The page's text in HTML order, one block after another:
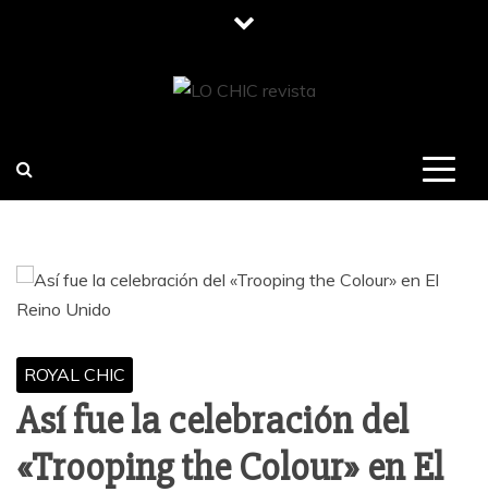
REVISTA
ROYAL CHIC
Así fue la celebración del
«Trooping the Colour» en El